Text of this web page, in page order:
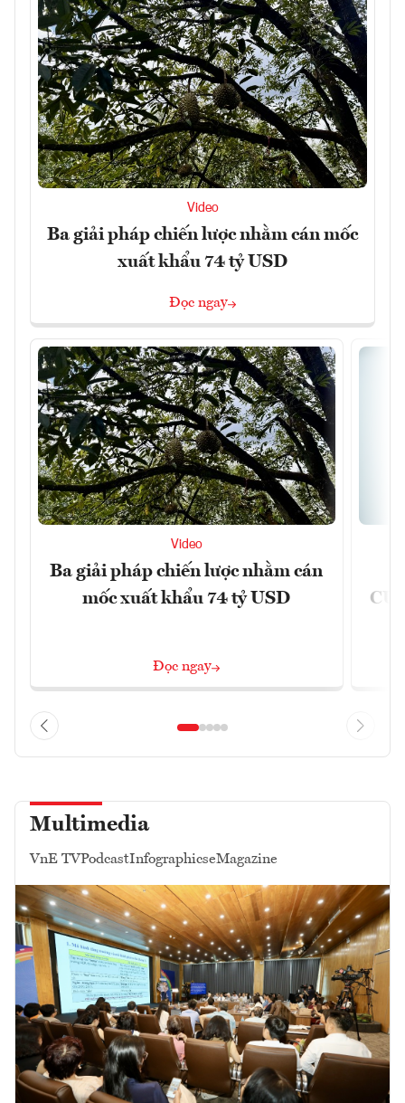
Video
Ba giải pháp chiến lược nhằm cán mốc
xuất khẩu 74 tỷ USD
Đọc ngay
Video
Ba giải pháp chiến lược nhằm cán
mốc xuất khẩu 74 tỷ USD
Đọc ngay
Multimedia
VnE TVPodcastInfographicseMagazine